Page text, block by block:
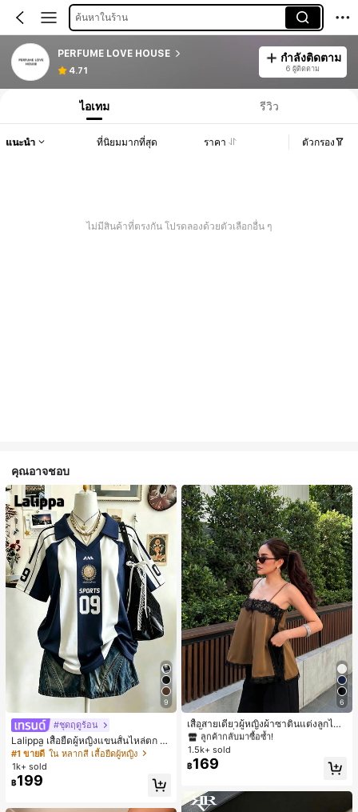
ค้นหาในร้าน
PERFUME LOVE HOUSE
4.71
กำลังติดตาม
6 ผู้ติดตาม
ไอเทม รีวิว
แนะนำ ที่นิยมมากที่สุด ราคา ตัวกรอง
ไม่มีสินค้าที่ตรงกัน โปรดลองด้วยตัวเลือกอื่น ๆ
คุณอาจชอบ
9
#ชุดฤดูร้อน
Lalippa เสื้อยืดผู้หญิงแขนสั้นไหล่ตก ค
อวีปกเสื้อ ลายพิมพ์ดิจิทัลลายทาง สไตล์
สปอร์ตแฟชั่นมินิมอล ของขวัญสำหรับเ
พื่อน
#1 ขายดี ใน หลากสี เสื้อยืดผู้หญิง
1k+ sold
฿199
6
เสื้อสายเดี่ยวผู้หญิงผ้าซาตินแต่งลูกไม้
- เสื้อสายเดี่ยวฤดูร้อนสีคากีมีรอยผ่าด้า
นข้างที่น่าดึงดูดแบบสบายๆ
#1 ขายดี
ใน สีกากี เสื้อสตรี เสื้อเบลาส์ & Tee
ลูกค้ากลับมาซื้อซ้ำ!
#1 ขายดี
ใน สีกากี เสื้อสตรี เสื้อเบลาส์ & Tee
ลูกค้ากลับมาซื้อซ้ำ!
#1 ขายดี
ใน สีกากี เสื้อสตรี เสื้อเบลาส์ & Tee
ลูกค้ากลับมาซื้อซ้ำ!
#1 ขายดี
ลูกค้ากลับมาซื้อซ้ำ!
1.5k+ sold
฿169